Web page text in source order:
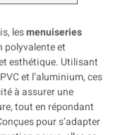
lesmenuiseries
polyvalente et
esthétique. Utilisant
et l’aluminium, ces
à assurer une
tout en répondant
pour s’adapter